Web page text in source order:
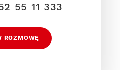
55 11 333
ROZMOWĘ